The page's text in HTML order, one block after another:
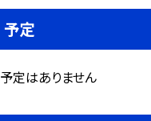
予定
予定はありません